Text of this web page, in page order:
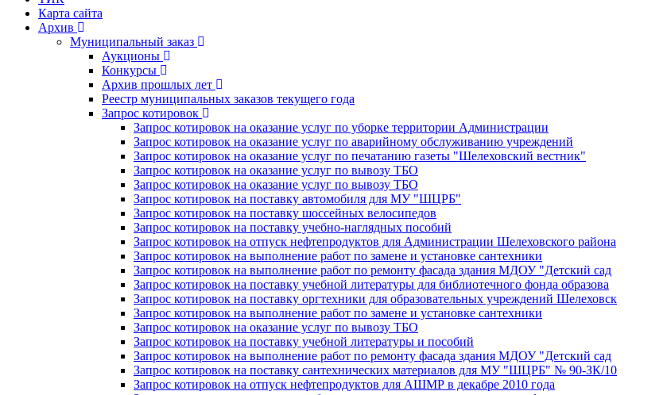
Карта сайта
Архив
Муниципальный заказ
Аукционы
Конкурсы
Архив прошлых лет
Реестр муниципальных заказов текущего года
Запрос котировок
Запрос котировок на оказание услуг по уборке территории Администрации
Запрос котировок на оказание услуг по аварийному обслуживанию учреждений
Запрос котировок на оказание услуг по печатанию газеты "Шелеховский вестник"
Запрос котировок на оказание услуг по вывозу ТБО
Запрос котировок на оказание услуг по вывозу ТБО
Запрос котировок на поставку автомобиля для МУ "ШЦРБ"
Запрос котировок на поставку шоссейных велосипедов
Запрос котировок на поставку учебно-наглядных пособий
Запрос котировок на отпуск нефтепродуктов для Администрации Шелеховского района
Запрос котировок на выполнение работ по замене и установке сантехники
Запрос котировок на выполнение работ по ремонту фасада здания МДОУ "Детский сад
Запрос котировок на поставку учебной литературы для библиотечного фонда образова
Запрос котировок на поставку оргтехники для образовательных учреждений Шелеховск
Запрос котировок на выполнение работ по замене и установке сантехники
Запрос котировок на оказание услуг по вывозу ТБО
Запрос котировок на поставку учебной литературы и пособий
Запрос котировок на выполнение работ по ремонту фасада здания МДОУ "Детский сад
Запрос котировок на поставку сантехнических материалов для МУ "ШЦРБ" № 90-ЗК/10
Запрос котировок на отпуск нефтепродуктов для АШМР в декабре 2010 года